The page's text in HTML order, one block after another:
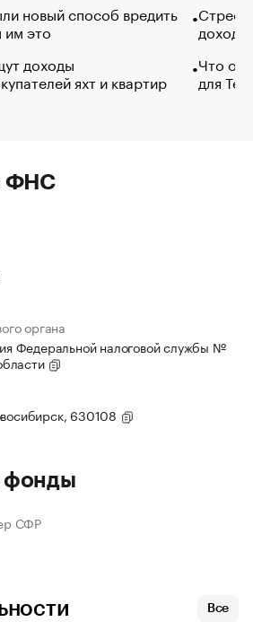
новый способ вредить
это
доходы
яхт и квартир
Что
для
ФНС
органа
Федеральной налоговой службы №
630108
фонды
СФР
Все